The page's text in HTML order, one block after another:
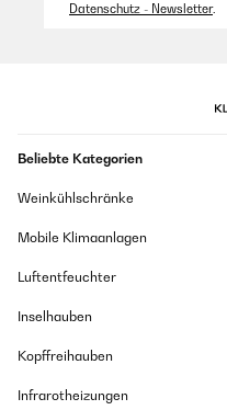
Datenschutz - Newsletter.
Beliebte Kategorien
Weinkühlschränke
Mobile Klimaanlagen
Luftentfeuchter
Inselhauben
Kopffreihauben
Infrarotheizungen